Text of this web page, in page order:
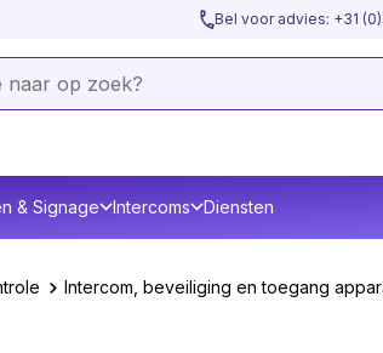
Bel voor advies: +31
& Signage Intercoms Diensten
Intercom, beveiliging en toegang